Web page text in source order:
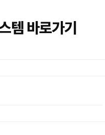
템 바로가기